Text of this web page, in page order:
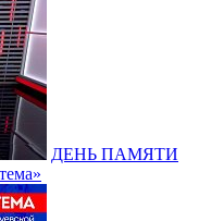
ДЕНЬ ПАМЯТИ